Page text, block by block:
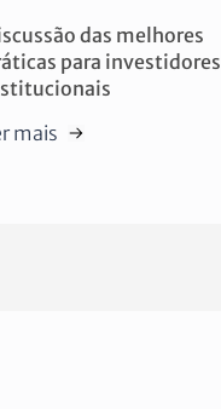
das melhores
para investidores
mais